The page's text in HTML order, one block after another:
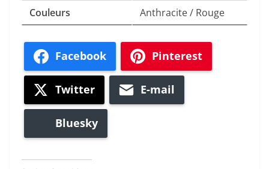
Couleurs
Anthracite / Rouge
Facebook Pinterest
Twitter E-mail
Bluesky